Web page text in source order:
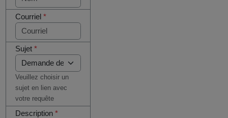
Courriel*
Sujet*
Veuillez choisir un
sujet en lien avec
votre requête
Description*
humain en
métal
(obligatoire)